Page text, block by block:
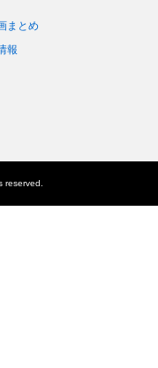
まとめ
報
reserved.